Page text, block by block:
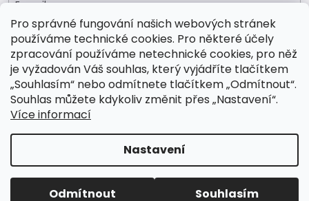
Pro správné fungování našich webových stránek
používáme technické cookies. Pro některé účely
zpracování používáme netechnické cookies, pro něž
je vyžadován Váš souhlas, který vyjádříte tlačítkem
„Souhlasím“ nebo odmítnete tlačítkem „Odmítnout“.
Souhlas můžete kdykoliv změnit přes „Nastavení“.
Více informací
Nastavení
Odmítnout Souhlasím
E-mail
Vložením e-mailu souhlasíte sobchodními podmínkami .
PŘIHLÁSIT SE
Copyright 2026Drogeo.cz. Všechna práva vyhrazena.
Upravit nastavení cookies